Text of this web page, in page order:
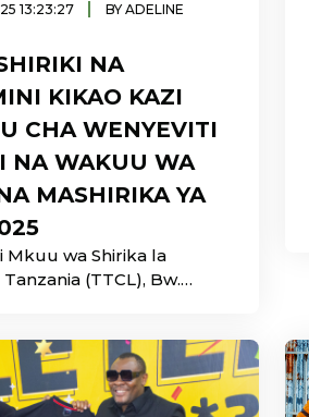
13:23:27
BY ADELINE
NA
KIKAO KAZI
CHA WENYEVITI
NA WAKUU WA
MASHIRIKA YA
wa Shirika la
(TTCL), Bw.